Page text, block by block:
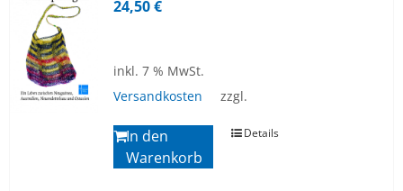
24,50€
inkl. 7 % MwSt.
zzgl.
Versandkosten
In den
Warenkorb
Details